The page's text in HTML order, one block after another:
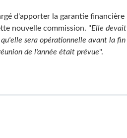
d'apporter la garantie financière
nouvelle commission. "Elle devait
qu'elle sera opérationnelle avant la fin
de l'année était prévue".